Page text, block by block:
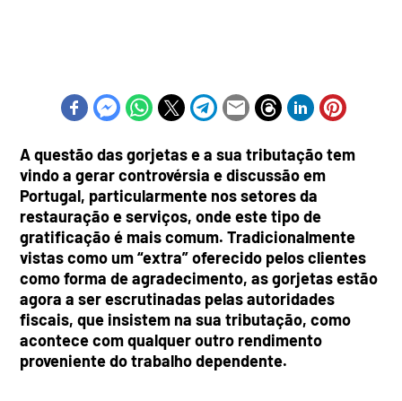
A questão das gorjetas e a sua tributação tem
vindo a gerar controvérsia e discussão em
Portugal, particularmente nos setores da
restauração e serviços, onde este tipo de
gratificação é mais comum. Tradicionalmente
vistas como um “extra” oferecido pelos clientes
como forma de agradecimento, as gorjetas estão
agora a ser escrutinadas pelas autoridades
fiscais, que insistem na sua tributação, como
acontece com qualquer outro rendimento
proveniente do trabalho dependente.